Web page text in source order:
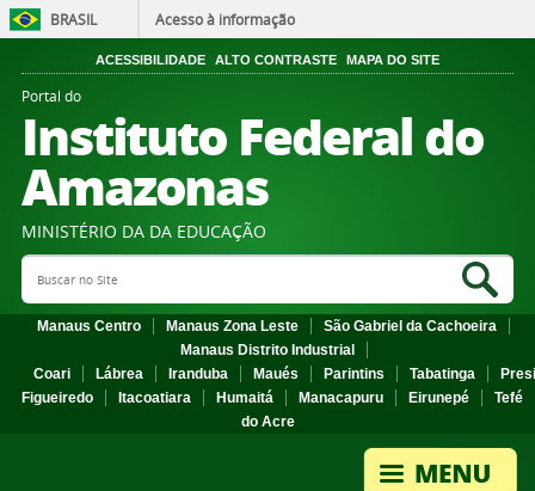
BRASIL Acesso à informação
ACESSIBILIDADE ALTO CONTRASTE MAPA DO SITE
Portal do
Instituto Federal do
Amazonas
MINISTÉRIO DA DA EDUCAÇÃO
Search Site
Manaus Centro Manaus Zona Leste
São Gabriel da Cachoeira
Manaus Distrito Industrial
Coari
Lábrea Iranduba Maués Parintins Tabatinga
Figueiredo
Itacoatiara Humaitá Manacapuru Eirunepé
Tefé
do Acre